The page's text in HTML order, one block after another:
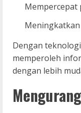
Mempercepat
Dengan
memperoleh
dengan lebih